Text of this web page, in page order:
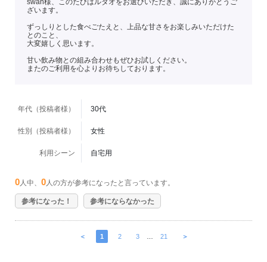
swan様、このたびはルタオをお選びいただき、誠にありがとうご
ざいます。
ずっしりとした食べごたえと、上品な甘さをお楽しみいただけた
とのこと、
大変嬉しく思います。
甘い飲み物との組み合わせもぜひお試しください。
またのご利用を心よりお待ちしております。
年代（投稿者様） 30代
性別（投稿者様） 女性
利用シーン 自宅用
0 人中、 0 人の方が参考になったと言っています。
参考になった！ 参考にならなかった
＜ 1 2 3 21 ＞